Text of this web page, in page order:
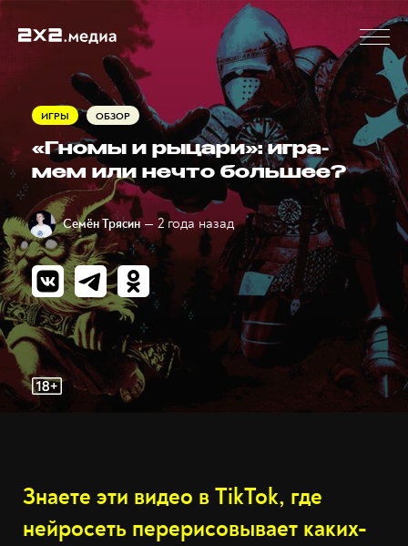
ИГРЫ ОБЗОР
«Гномы и рыцари»: игра-
мем или нечто большее?
Семён Трясин — 2 года назад
Знаете эти видео в TikTok, где
нейросеть перерисовывает каких-